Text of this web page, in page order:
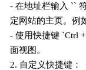
- 在地址栏输入 ``
定网站的主页。例
- 使用快捷键 `Ctrl
面视图。
2. 自定义快捷键：